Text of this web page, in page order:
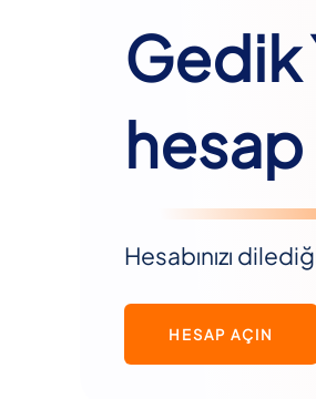
Gedik
Hesabınızı
HESAP AÇIN